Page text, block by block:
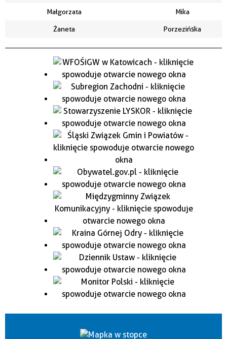
Małgorzata Mika
Żaneta Porzezińska